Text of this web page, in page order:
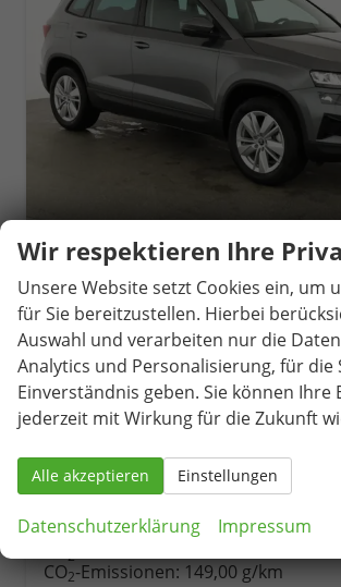
Skoda Karoq
unverbindliche Lieferzeit:14 Tage Fahrzeug mit
Fahrzeugnr. 80532 Getriebe
Kraftstoff Diesel Außenfarbe Graphite
Leistung 110 kW (150 PS) Kilometerstand 1.260 km
40.495,– €
Verbrauch kombiniert:5,70 l/100km
2
CO2-Emissionen:149,00 g/km
Wir respektieren Ihre
Unsere Website setzt Cookies ein, um
für Sie bereitzustellen. Hierbei
Auswahl und verarbeiten nur die
Analytics und Personalisierung, für die
Einverständnis geben. Sie können Ihre
jederzeit mit Wirkung für die Zukunft
Alle akzeptieren Einstellungen
Datenschutzerklärung Impressum